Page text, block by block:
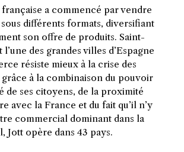
française a commencé par vendre
différents formats, diversifiant
son offre de produits. Saint-
l’une des grandes villes d’Espagne
résiste mieux à la crise des
à la combinaison du pouvoir
de ses citoyens, de la proximité
avec la France et du fait qu’il n’y
commercial dominant dans la
Jott opère dans 43 pays.